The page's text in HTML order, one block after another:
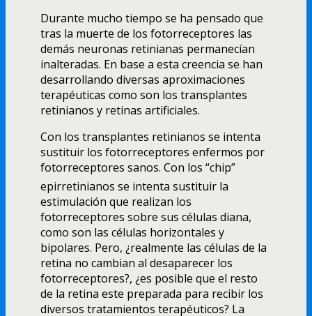
Durante mucho tiempo se ha pensado que
tras la muerte de los fotorreceptores las
demás neuronas retinianas permanecí­an
inalteradas. En base a esta creencia se han
desarrollando diversas aproximaciones
terapéuticas como son los transplantes
retinianos y retinas artificiales.
Con los transplantes retinianos se intenta
sustituir los fotorreceptores enfermos por
fotorreceptores sanos. Con los “chip”
epirretinianos se intenta sustituir la
estimulación que realizan los
fotorreceptores sobre sus células diana,
como son las células horizontales y
bipolares. Pero, ¿realmente las células de la
retina no cambian al desaparecer los
fotorreceptores?, ¿es posible que el resto
de la retina este preparada para recibir los
diversos tratamientos terapéuticos? La